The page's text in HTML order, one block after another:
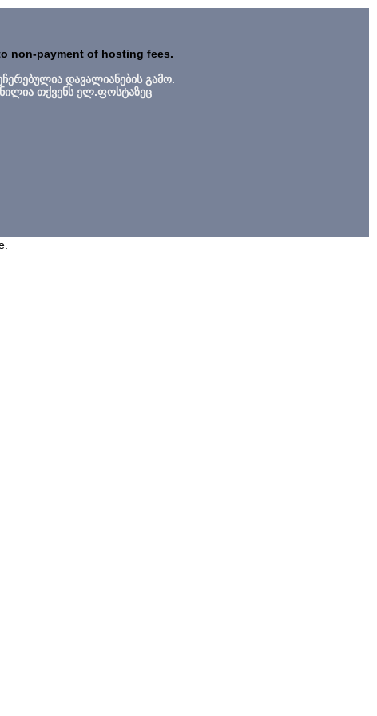
non-payment of hosting fees.
დავალიანების გამო.
თქვენს ელ.ფოსტაზეც